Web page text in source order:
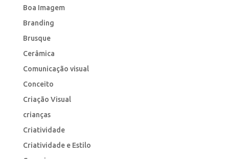
Boa Imagem
Branding
Brusque
Cerâmica
Comunicação visual
Conceito
Criação Visual
crianças
Criatividade
Criatividade e Estilo